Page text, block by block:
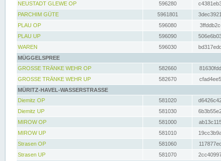
NEUSTADT GLEWE OP
596280
PARCHIM GÜTE
5961801
PLAU OP
596080
PLAU UP
596090
WAREN
596030
MÜGGELSPREE
GROSSE TRÄNKE WEHR OP
582660
GROSSE TRÄNKE WEHR UP
582670
MÜRITZ-HAVEL-WASSERSTRASSE
Diemitz OP
581020
Diemitz UP
581030
MIROW OP
581000
MIROW UP
581010
Strasen OP
581060
Strasen UP
581070